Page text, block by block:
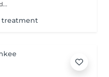
treatment